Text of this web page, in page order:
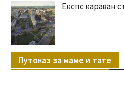
Експо караван
Путоказ за маме и тате